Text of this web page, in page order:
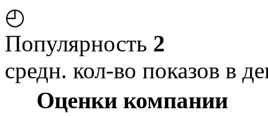
◴
Популярность 2
средн. кол-во показов в
Оценки компании